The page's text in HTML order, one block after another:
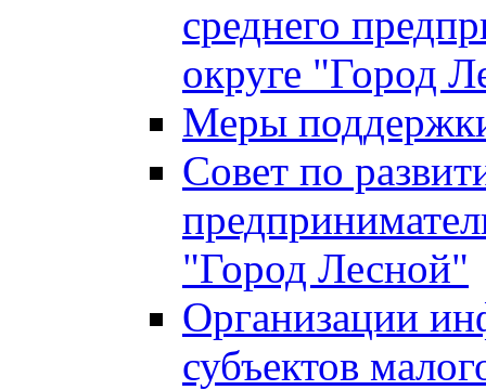
среднего
округе "Город
Меры
Совет по
"Город Лесной"
Организации
субъектов